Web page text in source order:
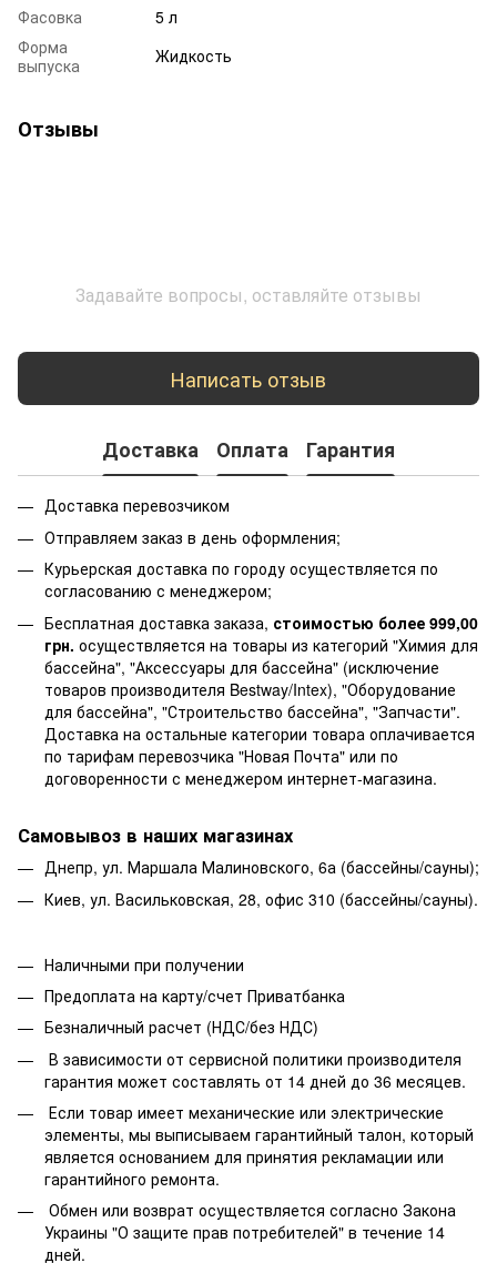
Фасовка
5 л
Форма
выпуска
Жидкость
Отзывы
Задавайте вопросы, оставляйте отзывы
Написать отзыв
Доставка Оплата Гарантия
Доставка перевозчиком
Отправляем заказ в день оформления;
Курьерская доставка по городу осуществляется по
согласованию с менеджером;
Бесплатная доставка заказа, стоимостью более 999,00
грн. осуществляется на товары из категорий "Химия для
бассейна", "Аксессуары для бассейна" (исключение
товаров производителя Bestway/Intex), "Оборудование
для бассейна", "Строительство бассейна", "Запчасти".
Доставка на остальные категории товара оплачивается
по тарифам перевозчика "Новая Почта" или по
договоренности с менеджером интернет-магазина.
Самовывоз в наших магазинах
Днепр, ул. Маршала Малиновского, 6а (бассейны/сауны);
Киев, ул. Васильковская, 28, офис 310 (бассейны/сауны).
Наличными при получении
Предоплата на карту/счет Приватбанка
Безналичный расчет (НДС/без НДС)
В зависимости от сервисной политики производителя
гарантия может составлять от 14 дней до 36 месяцев.
Если товар имеет механические или электрические
элементы, мы выписываем гарантийный талон, который
является основанием для принятия рекламации или
гарантийного ремонта.
Обмен или возврат осуществляется согласно Закона
Украины "О защите прав потребителей" в течение 14
дней.